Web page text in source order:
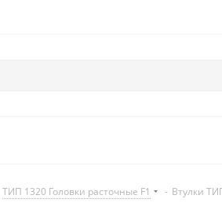
ТИП 1320 Головки расточные F1 - Втулки